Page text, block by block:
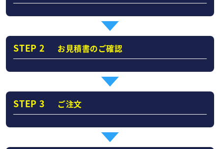
STEP 2 お見積書のご確認
STEP 3 ご注文